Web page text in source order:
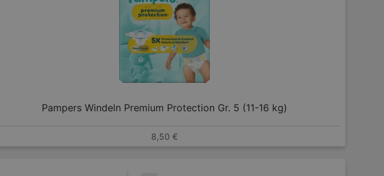
Pampers Windeln Premium Protection Gr. 5 (11-16 kg)
8,50 €